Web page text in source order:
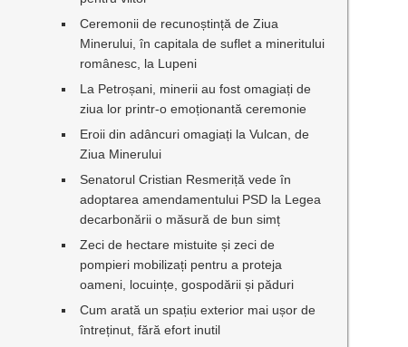
Ceremonii de recunoștință de Ziua
Minerului, în capitala de suflet a mineritului
românesc, la Lupeni
La Petroșani, minerii au fost omagiați de
ziua lor printr-o emoționantă ceremonie
Eroii din adâncuri omagiați la Vulcan, de
Ziua Minerului
Senatorul Cristian Resmeriță vede în
adoptarea amendamentului PSD la Legea
decarbonării o măsură de bun simț
Zeci de hectare mistuite și zeci de
pompieri mobilizați pentru a proteja
oameni, locuințe, gospodării și păduri
Cum arată un spațiu exterior mai ușor de
întreținut, fără efort inutil